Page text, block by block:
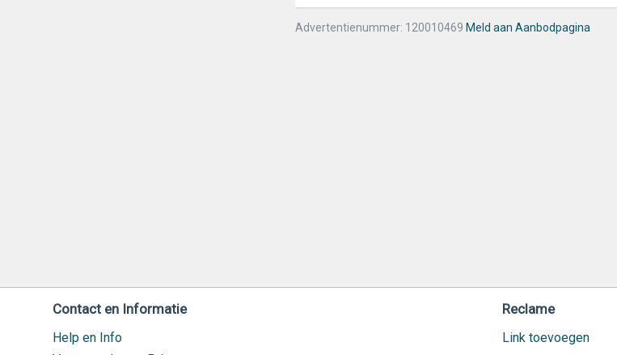
Advertentienummer: 120010469 Meld aan Aanbodpagina
Contact en Informatie
Help en Info
Reclame
Link toevoegen